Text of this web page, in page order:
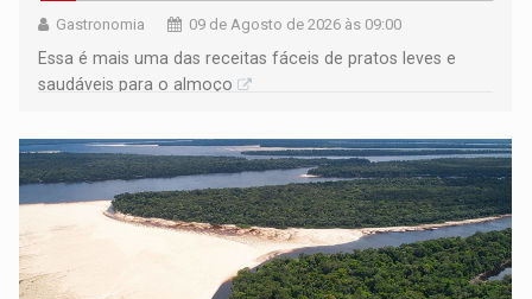
Gastronomia 09 de Agosto de 2026 às 09:00
Essa é mais uma das receitas fáceis de pratos leves e
saudáveis para o almoço